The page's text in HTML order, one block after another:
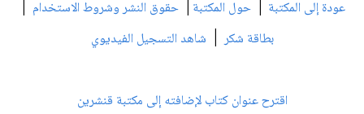
عودة إلى المكتبة | حول المكتبة | حقوق النشر وشروط الاستخدام |
بطاقة شكر| شاهد التسجيل الفيديوي
اقترح عنوان كتاب لإضافته إلى مكتبة قنشرين